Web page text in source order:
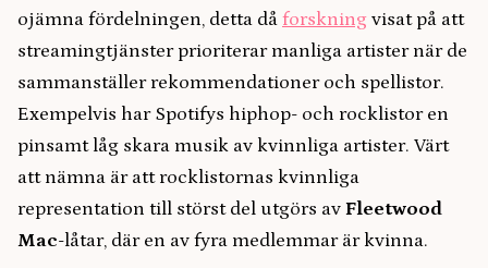
ojämna fördelningen, detta då forskning visat på att
streamingtjänster prioriterar manliga artister när de
sammanställer rekommendationer och spellistor.
Exempelvis har Spotifys hiphop- och rocklistor en
pinsamt låg skara musik av kvinnliga artister. Värt
att nämna är att rocklistornas kvinnliga
representation till störst del utgörs av Fleetwood
Mac-låtar, där en av fyra medlemmar är kvinna.